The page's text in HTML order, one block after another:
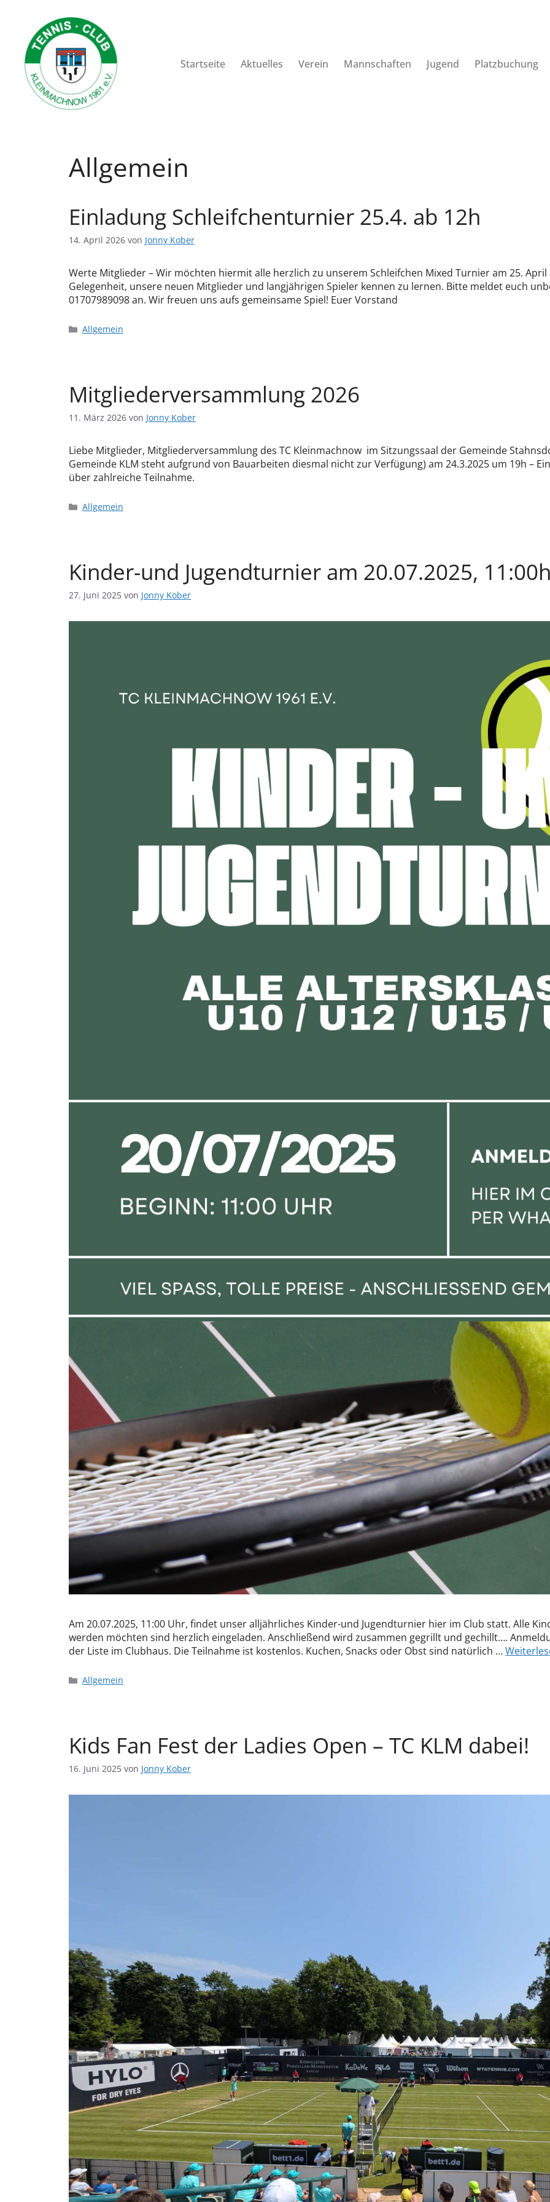
Startseite Aktuelles Verein Mannschaften Jugend Platzbuchung
Allgemein
Einladung Schleifchenturnier 25.4. ab 12h
14. April 2026 von Jonny Kober
Werte Mitglieder – Wir möchten hiermit alle herzlich zu unserem Schleifchen Mixed Turnier am 25.⁠
Gelegenheit, unsere neuen Mitglieder und langjährigen Spieler kennen zu lernen. Bitte meldet euch
01707989098 an. Wir freuen uns aufs gemeinsame Spiel! Euer Vorstand
Allgemein
Mitgliederversammlung 2026
11. März 2026 von Jonny Kober
Liebe Mitglieder, Mitgliederversammlung des TC Kleinmachnow im Sitzungssaal der Gemeinde
Gemeinde KLM steht aufgrund von Bauarbeiten diesmal nicht zur Verfügung) am 24.3.2025 um 19h –
über zahlreiche Teilnahme.
Allgemein
Kinder-und Jugendturnier am 20.07.2025,
27. Juni 2025 von Jonny Kober
Am 20.07.2025, 11:00 Uhr, findet unser alljährliches Kinder-und Jugendturnier hier im Club statt. Alle
werden möchten sind herzlich eingeladen. Anschließend wird zusammen gegrillt und gechillt….
der Liste im Clubhaus. Die Teilnahme ist kostenlos. Kuchen, Snacks oder Obst sind natürlich …
Allgemein
Kids Fan Fest der Ladies Open – TC KLM dabei!
16. Juni 2025 von Jonny Kober